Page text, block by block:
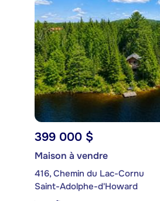
399 000 $
Maison à vendre
416, Chemin du Lac-Cornu
Saint-Adolphe-d'Howard